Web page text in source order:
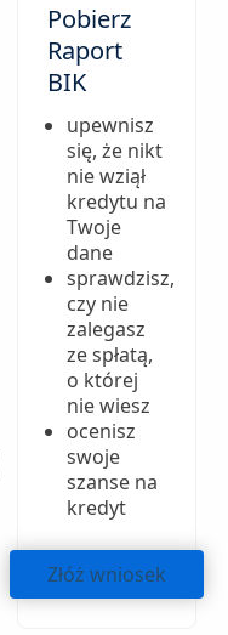
Pobierz
Raport
BIK
upewnisz
się, że nikt
nie wziął
kredytu na
Twoje
dane
sprawdzisz,
czy nie
zalegasz
ze spłatą,
o której
nie wiesz
ocenisz
swoje
szanse na
kredyt
Złóż wniosek